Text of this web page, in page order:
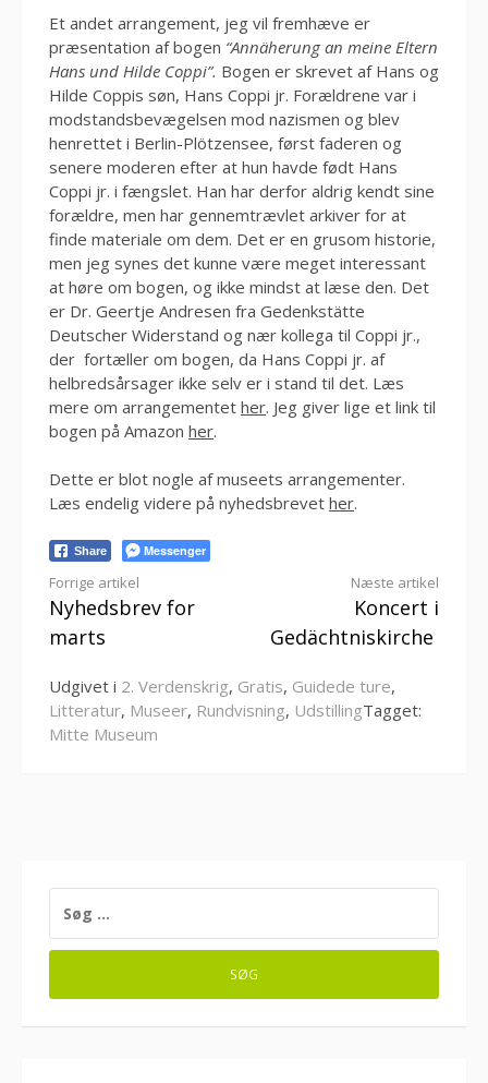
Et andet arrangement, jeg vil fremhæve er
præsentation af bogen “Annäherung an meine Eltern
Hans und Hilde Coppi”. Bogen er skrevet af Hans og
Hilde Coppis søn, Hans Coppi jr. Forældrene var i
modstandsbevægelsen mod nazismen og blev
henrettet i Berlin-Plötzensee, først faderen og
senere moderen efter at hun havde født Hans
Coppi jr. i fængslet. Han har derfor aldrig kendt sine
forældre, men har gennemtrævlet arkiver for at
finde materiale om dem. Det er en grusom historie,
men jeg synes det kunne være meget interessant
at høre om bogen, og ikke mindst at læse den. Det
er Dr. Geertje Andresen fra Gedenkstätte
Deutscher Widerstand og nær kollega til Coppi jr.,
der fortæller om bogen, da Hans Coppi jr. af
helbredsårsager ikke selv er i stand til det. Læs
mere om arrangementet her. Jeg giver lige et link til
bogen på Amazon her.
Dette er blot nogle af museets arrangementer.
Læs endelig videre på nyhedsbrevet her.
Share Messenger
Læs
videre
Forrige artikel
Nyhedsbrev for
marts
Næste artikel
Koncert i
Gedächtniskirche
Udgivet i 2. Verdenskrig, Gratis, Guidede ture,
Litteratur, Museer, Rundvisning, UdstillingTagget:
Mitte Museum
EFTER: